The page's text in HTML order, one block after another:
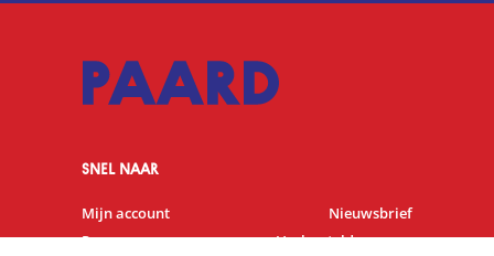
SNEL NAAR
Mijn account
Nieuwsbrief
Programma
Veelgestelde vragen